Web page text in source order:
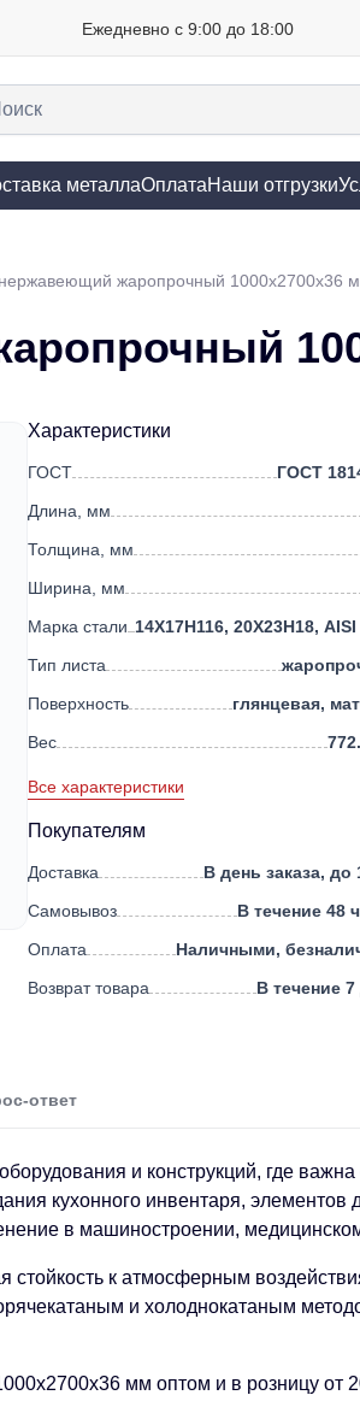
Ежедневно с 9:00 до 18:00
металлаОплатаНаши отгрузки
жаропрочный 1000х2700х36
Характеристики
ГОСТ
ГОСТ
Длина, мм
Толщина, мм
Ширина, мм
Марка стали 14Х17Н116, 20Х23Н18, AISI
Тип листа
Поверхность
глянцевая,
Вес
Все характеристики
Покупателям
Доставка
В день заказа, до
Самовывоз
В течение 48
Оплата
Наличными,
Возврат товара
В течение 7
ответ
и конструкций, где
кухонного инвентаря, элементов
в машиностроении,
стойкость к атмосферным
и холоднокатаным
мм оптом и в розницу от